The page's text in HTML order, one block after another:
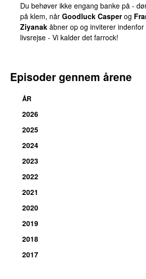
Du behøver ikke engang banke på -
på klem, når Goodluck Casperog
Ziyanak åbner op og inviterer
livsrejse - Vi kalder det farrock!
Episoder gennem årene
ÅR
2026
2025
2024
2023
2022
2021
2020
2019
2018
2017